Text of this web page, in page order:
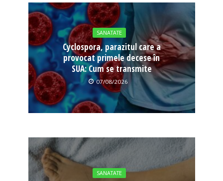
SANATATE
Cyclospora, parazitul care a
provocat primele decese în
SUA: Cum se transmite
07/08/2026
SANATATE